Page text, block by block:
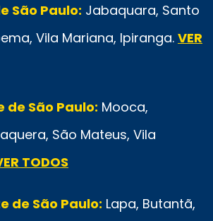
São Paulo: Jabaquara, Santo
Vila Mariana, Ipiranga. VER
de São Paulo: Mooca,
São Mateus, Vila
TODOS
de São Paulo: Lapa, Butantã,